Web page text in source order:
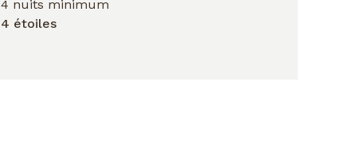
4 nuits minimum
4 étoiles